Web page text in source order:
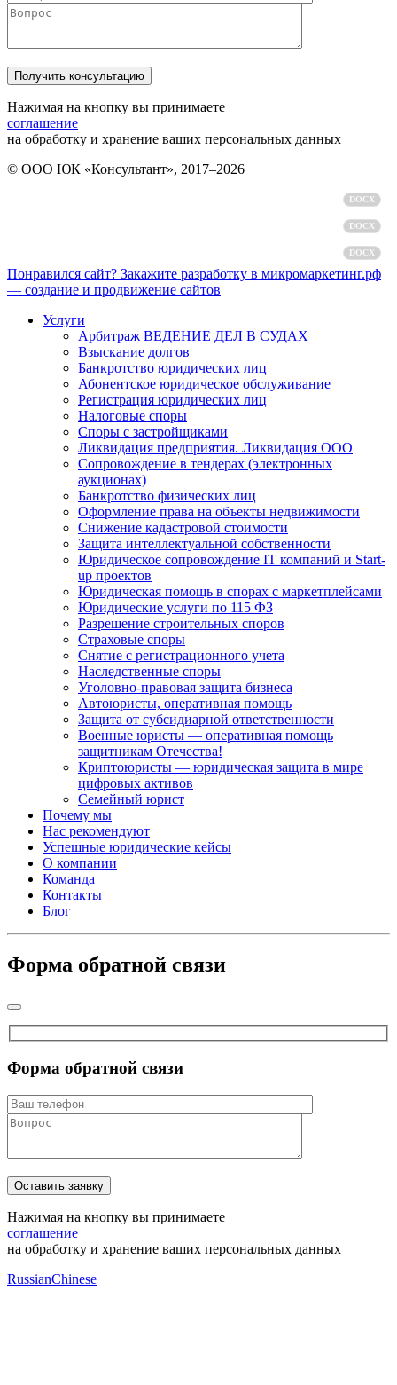
Нажимая на кнопку вы принимаете
соглашение
на обработку и хранение ваших персональных данных
© ООО ЮК «Консультант», 2017–2026
DOCX
DOCX
DOCX
Понравился сайт? Закажите разработку в микромаркетинг.рф
— создание и продвижение сайтов
Услуги
Арбитраж ВЕДЕНИЕ ДЕЛ В СУДАХ
Взыскание долгов
Банкротство юридических лиц
Абонентское юридическое обслуживание
Регистрация юридических лиц
Налоговые споры
Споры с застройщиками
Ликвидация предприятия. Ликвидация ООО
Сопровождение в тендерах (электронных
аукционах)
Банкротство физических лиц
Оформление права на объекты недвижимости
Снижение кадастровой стоимости
Защита интеллектуальной собственности
Юридическое сопровождение IT компаний и Start-
up проектов
Юридическая помощь в спорах с маркетплейсами
Юридические услуги по 115 ФЗ
Разрешение строительных споров
Страховые споры
Снятие с регистрационного учета
Наследственные споры
Уголовно-правовая защита бизнеса
Автоюристы, оперативная помощь
Защита от субсидиарной ответственности
Военные юристы — оперативная помощь
защитникам Отечества!
Криптоюристы — юридическая защита в мире
цифровых активов
Семейный юрист
Почему мы
Нас рекомендуют
Успешные юридические кейсы
О компании
Команда
Контакты
Блог
Форма обратной связи
Форма обратной связи
Нажимая на кнопку вы принимаете
соглашение
на обработку и хранение ваших персональных данных
RussianChinese